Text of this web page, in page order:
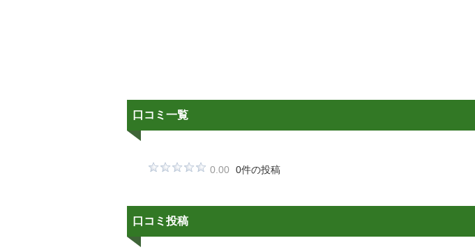
口コミ一覧
0.00 0件の投稿
口コミ投稿